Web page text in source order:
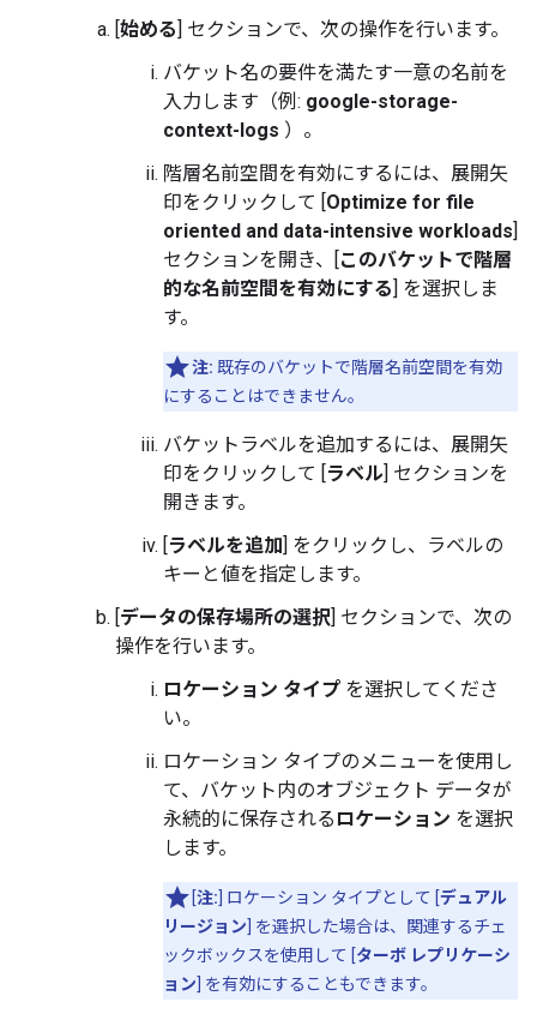
[始める] セクションで、次の操作を行います。
バケット名の要件を満たす一意の名前を
入力します（例: google-storage-
context-logs ）。
階層名前空間を有効にするには、展開矢
印をクリックして [Optimize for file
oriented and data-intensive workloads]
セクションを開き、[このバケットで階層
的な名前空間を有効にする] を選択しま
す。
注: 既存のバケットで階層名前空間を有効
にすることはできません。
バケットラベルを追加するには、展開矢
印をクリックして [ラベル] セクションを
開きます。
[ラベルを追加] をクリックし、ラベルの
キーと値を指定します。
[データの保存場所の選択] セクションで、次の
操作を行います。
ロケーション タイプ を選択してくださ
い。
ロケーション タイプのメニューを使用し
て、バケット内のオブジェクト データが
永続的に保存される ロケーション を選択
します。
[注: ロケーション タイプとして [デュアル
リージョン ] を選択した場合は、関連するチェ
ックボックスを使用して [ターボ レプリケーシ
ョン ] を有効にすることもできます。